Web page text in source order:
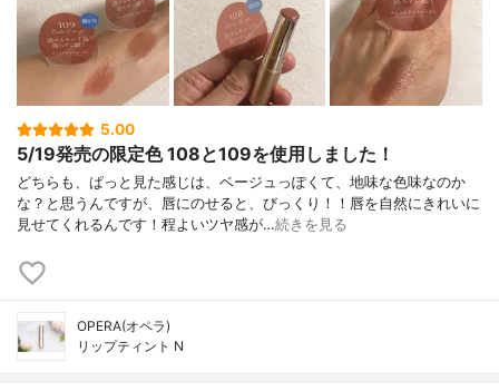
5.00
5/19発売の限定色 108と109を使用しました！
どちらも、ぱっと見た感じは、ベージュっぽくて、地味な色味なのか
な？と思うんですが、唇にのせると、びっくり！！唇を自然にきれいに
見せてくれるんです！程よいツヤ感が…続きを見る
OPERA(オペラ)
リップティント N